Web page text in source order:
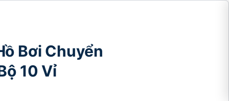
Bơi Chuyển
10 Vỉ